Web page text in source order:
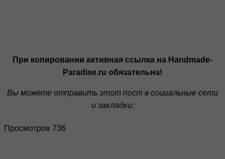
При копировании активная ссылка на Handmade-
Paradise.ru обязательна!
Вы можете отправить этот пост в социальные сети
и закладки:
Просмотров 736